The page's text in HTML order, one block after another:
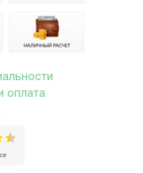
оплата